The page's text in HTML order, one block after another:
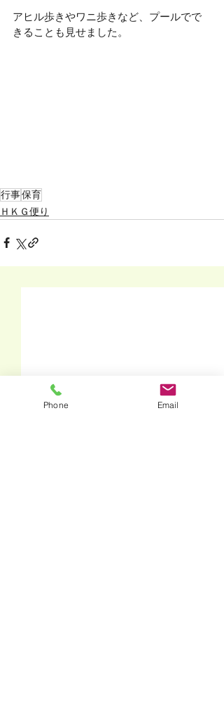
アヒル歩きやワニ歩きなど、プールでで
きることも見せました。
行事保育
ＨＫＧ便り
Phone Email